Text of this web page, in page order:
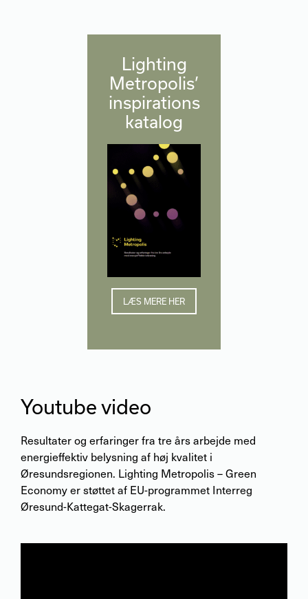
Lighting
Metropolis’
inspirations
katalog
LÆS MERE HER
Youtube video
Resultater og erfaringer fra tre års arbejde med
energieffektiv belysning af høj kvalitet i
Øresundsregionen. Lighting Metropolis – Green
Economy er støttet af EU-programmet Interreg
Øresund-Kattegat-Skagerrak.